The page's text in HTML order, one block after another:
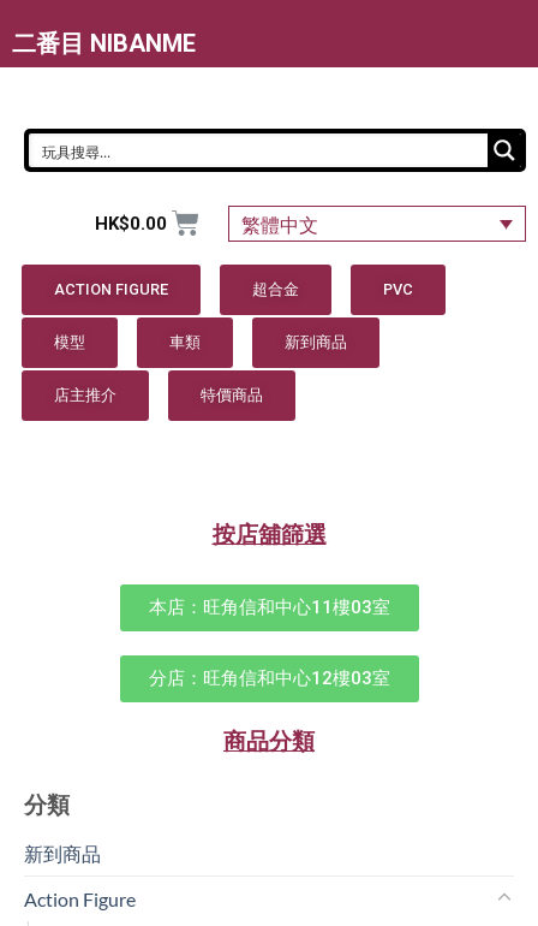
二番目 NIBANME
HK$0.00 繁體中文
ACTION FIGURE 超合金 PVC
模型 車類 新到商品
店主推介 特價商品
按店舖篩選
本店：旺角信和中心11樓03室
分店：旺角信和中心12樓03室
商品分類
分類
新到商品​
Action Figure